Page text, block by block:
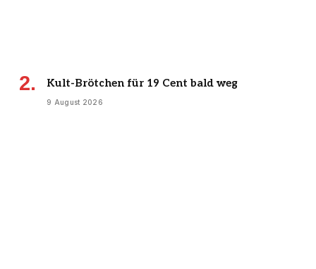
Kult-Brötchen für 19 Cent bald weg
9 August 2026